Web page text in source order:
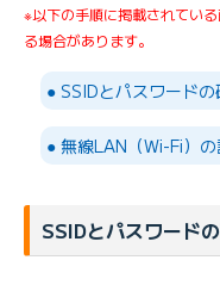
※以下の手順に掲載されてい
る場合があります。
● SSIDとパスワードの
● 無線LAN（Wi-Fi）の
SSIDとパスワード